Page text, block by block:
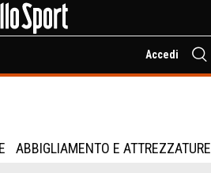
Accedi
ABBIGLIAMENTO E ATTREZZATURE